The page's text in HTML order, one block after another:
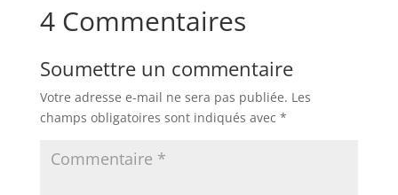
4 Commentaires
Soumettre un commentaire
Votre adresse e-mail ne sera pas publiée. Les
champs obligatoires sont indiqués avec *